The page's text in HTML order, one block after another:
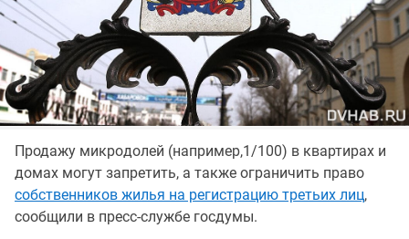
Продажу микрoдолей (например,1/100) в квартирах и
домах могут запретить, а также ограничить право
собственников жилья на регистрацию третьих лиц,
сообщили в пресс-службе госдумы.